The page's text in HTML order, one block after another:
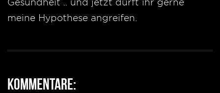
Gesundheit .. und jetzt dürft ihr gerne
meine Hypothese angreifen.
Kommentare: